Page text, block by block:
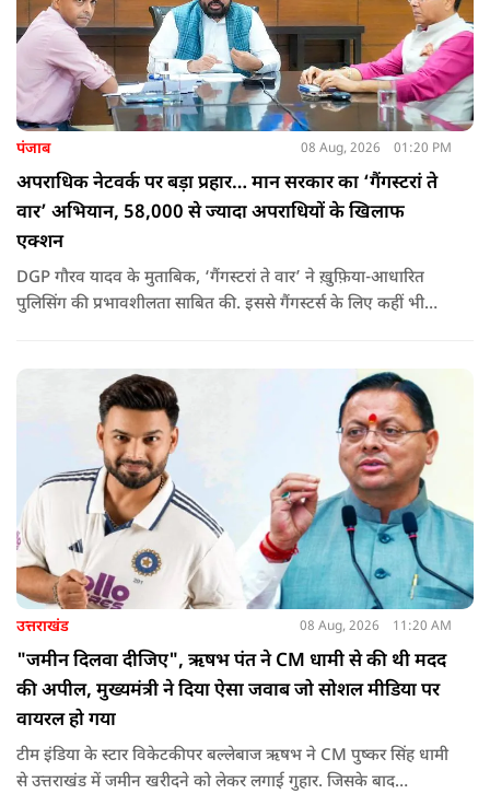
पंजाब 08 Aug, 2026 01:20 PM
अपराधिक नेटवर्क पर बड़ा प्रहार… मान सरकार का ‘गैंगस्टरां ते
वार’ अभियान, 58,000 से ज्यादा अपराधियों के खिलाफ
एक्शन
DGP गौरव यादव के मुताबिक, ‘गैंगस्टरां ते वार’ ने ख़ुफ़िया-आधारित
पुलिसिंग की प्रभावशीलता साबित की. इससे गैंगस्टर्स के लिए कहीं भी
उत्तराखंड 08 Aug, 2026 11:20 AM
"जमीन दिलवा दीजिए", ऋषभ पंत ने CM धामी से की थी मदद
की अपील, मुख्यमंत्री ने दिया ऐसा जवाब जो सोशल मीडिया पर
वायरल हो गया
टीम इंडिया के स्टार विकेटकीपर बल्लेबाज ऋषभ ने CM पुष्कर सिंह धामी
से उत्तराखंड में जमीन खरीदने को लेकर लगाई गुहार. जिसके बाद